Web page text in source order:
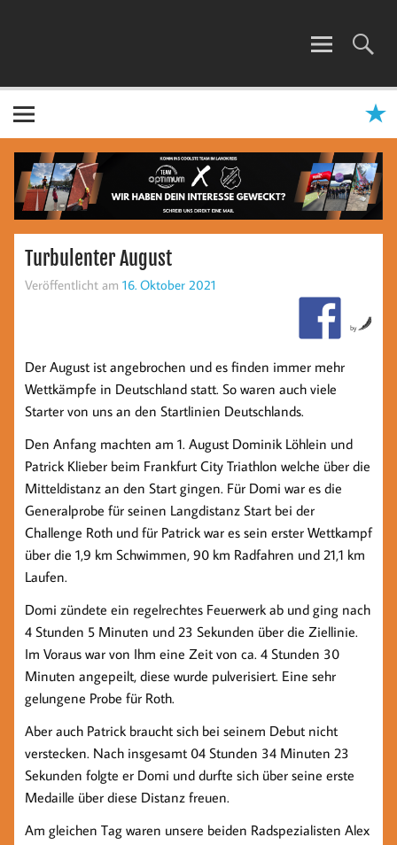
Turbulenter August
Veröffentlicht am 16. Oktober 2021
by
Der August ist angebrochen und es finden immer mehr
Wettkämpfe in Deutschland statt. So waren auch viele
Starter von uns an den Startlinien Deutschlands.
Den Anfang machten am 1. August Dominik Löhlein und
Patrick Klieber beim Frankfurt City Triathlon welche über die
Mitteldistanz an den Start gingen. Für Domi war es die
Generalprobe für seinen Langdistanz Start bei der
Challenge Roth und für Patrick war es sein erster Wettkampf
über die 1,9 km Schwimmen, 90 km Radfahren und 21,1 km
Laufen.
Domi zündete ein regelrechtes Feuerwerk ab und ging nach
4 Stunden 5 Minuten und 23 Sekunden über die Ziellinie.
Im Voraus war von Ihm eine Zeit von ca. 4 Stunden 30
Minuten angepeilt, diese wurde pulverisiert. Eine sehr
gelungene Probe für Roth.
Aber auch Patrick braucht sich bei seinem Debut nicht
verstecken. Nach insgesamt 04 Stunden 34 Minuten 23
Sekunden folgte er Domi und durfte sich über seine erste
Medaille über diese Distanz freuen.
Am gleichen Tag waren unsere beiden Radspezialisten Alex